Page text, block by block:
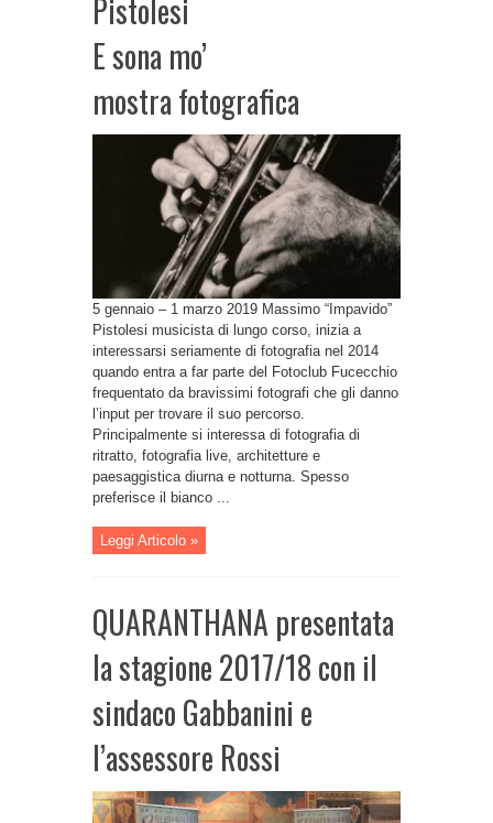
Pistolesi
E sona mo’
mostra fotografica
5 gennaio – 1 marzo 2019 Massimo “Impavido”
Pistolesi musicista di lungo corso, inizia a
interessarsi seriamente di fotografia nel 2014
quando entra a far parte del Fotoclub Fucecchio
frequentato da bravissimi fotografi che gli danno
l’input per trovare il suo percorso.
Principalmente si interessa di fotografia di
ritratto, fotografia live, architetture e
paesaggistica diurna e notturna. Spesso
preferisce il bianco ...
Leggi Articolo »
QUARANTHANA presentata
la stagione 2017/18 con il
sindaco Gabbanini e
l’assessore Rossi